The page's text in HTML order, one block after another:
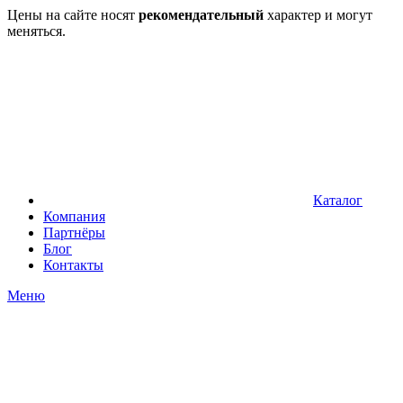
Цены на сайте носят рекомендательный характер и могут
меняться.
Каталог
Компания
Партнёры
Блог
Контакты
Меню